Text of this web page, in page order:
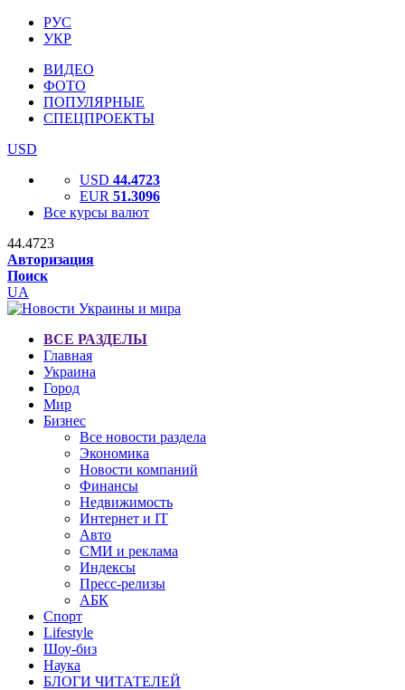
РУС
УКР
ВИДЕО
ФОТО
ПОПУЛЯРНЫЕ
СПЕЦПРОЕКТЫ
USD
USD 44.4723
EUR 51.3096
Все курсы валют
44.4723
Авторизация
Поиск
UA
ВСЕ РАЗДЕЛЫ
Главная
Украина
Город
Мир
Бизнес
Все новости раздела
Экономика
Новости компаний
Финансы
Недвижимость
Интернет и IT
Авто
СМИ и реклама
Индексы
Пресс-релизы
АБК
Спорт
Lifestyle
Шоу-биз
Наука
БЛОГИ ЧИТАТЕЛЕЙ